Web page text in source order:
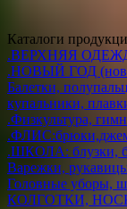
Каталоги
.ВЕРХНЯЯ
.НОВЫЙ ГОД
Балетки,
купальники,
.Физкультура,
.ШКОЛА: блузки,
Варежки,
Головные уборы,
КОЛГОТКИ,